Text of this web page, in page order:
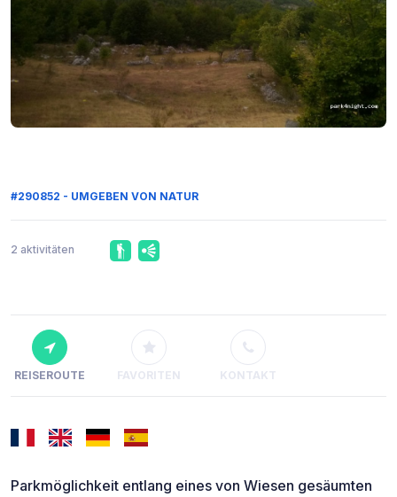
#290852 - UMGEBEN VON NATUR
2 aktivitäten
REISEROUTE FAVORITEN KONTAKT
Parkmöglichkeit entlang eines von Wiesen gesäumten